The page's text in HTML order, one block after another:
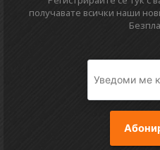
получавате всички наши